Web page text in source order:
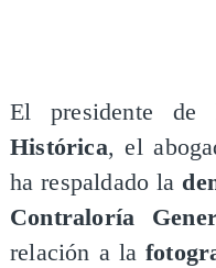
El presidente
Histórica, el
ha respaldado la
Contraloría
relación a la